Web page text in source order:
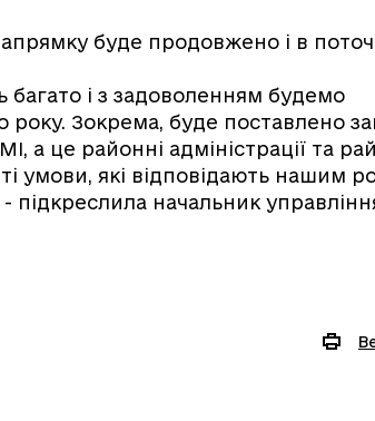
буде продовжено і в
багато і з задоволенням будемо
Зокрема, буде поставлено
а це районні адміністрації та
умови, які відповідають нашим
підкреслила начальник